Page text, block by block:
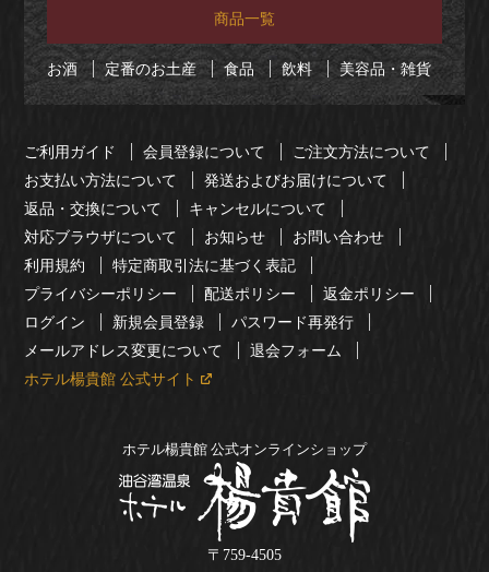
ホテル楊貴館 公式オンラインショップ
〒759-4505
商品一覧
お酒 定番のお土産 食品 飲料 美容品・雑貨
ご利用ガイド 会員登録について
ご注文方法について
お支払い方法について
発送およびお届けについて
返品・交換について
キャンセルについて
対応ブラウザについて
お知らせ
お問い合わせ
利用規約
特定商取引法に基づく表記
プライバシーポリシー
配送ポリシー
返金ポリシー
ログイン
新規会員登録
パスワード再発行
メールアドレス変更について
退会フォーム
ホテル楊貴館 公式サイト